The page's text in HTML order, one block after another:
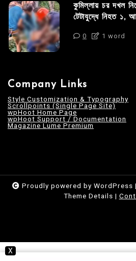
কুমিল্লায় চর দখল
টেটাযুদ্ধে নিহত ১,
0 1 word
Company Links
Style Customization & Typography
Scrollpoints (Single Page Site)
wpHoot Home Page
wpHoot Support / Documentation
Magazine Lume Premium
Proudly powered by WordPress |
Theme Details |
X